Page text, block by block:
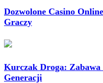
Dozwolone Casino
Graczy
Kurczak Droga: Zabawa
Generacji